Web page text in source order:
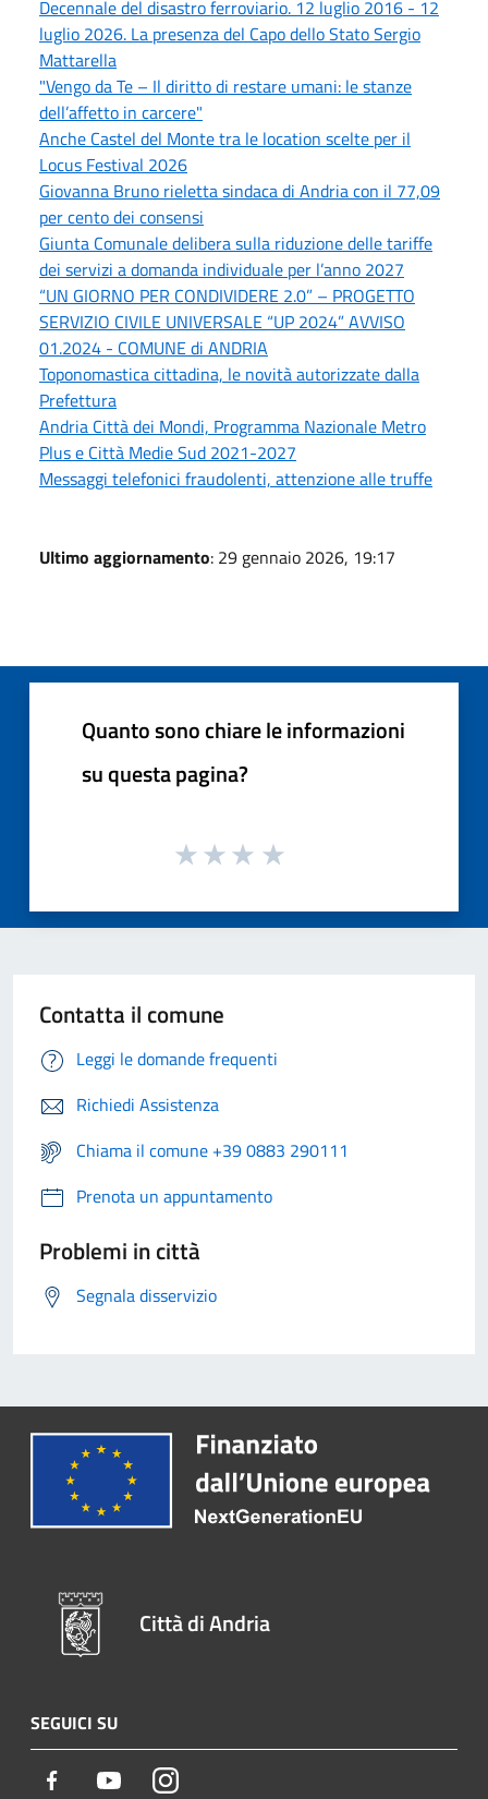
Decennale del disastro ferroviario. 12 luglio 2016 - 12
luglio 2026. La presenza del Capo dello Stato Sergio
Mattarella
"Vengo da Te – Il diritto di restare umani: le stanze
dell’affetto in carcere"
Anche Castel del Monte tra le location scelte per il
Locus Festival 2026
Giovanna Bruno rieletta sindaca di Andria con il 77,09
per cento dei consensi
Giunta Comunale delibera sulla riduzione delle tariffe
dei servizi a domanda individuale per l’anno 2027
“UN GIORNO PER CONDIVIDERE 2.0” – PROGETTO
SERVIZIO CIVILE UNIVERSALE “UP 2024” AVVISO
01.2024 - COMUNE di ANDRIA
Toponomastica cittadina, le novità autorizzate dalla
Prefettura
Andria Città dei Mondi, Programma Nazionale Metro
Plus e Città Medie Sud 2021-2027
Messaggi telefonici fraudolenti, attenzione alle truffe
Ultimo aggiornamento: 29 gennaio 2026, 19:17
Quanto sono chiare le informazioni
su questa pagina?
Contatta il comune
Leggi le domande frequenti
Richiedi Assistenza
Chiama il comune +39 0883 290111
Prenota un appuntamento
Problemi in città
Segnala disservizio
Città di Andria
SEGUICI SU
Facebook YoutubeInstagram